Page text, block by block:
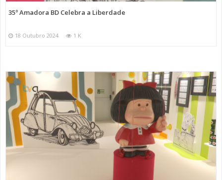
35º Amadora BD Celebra a Liberdade
18 Outubro 2024 1 K